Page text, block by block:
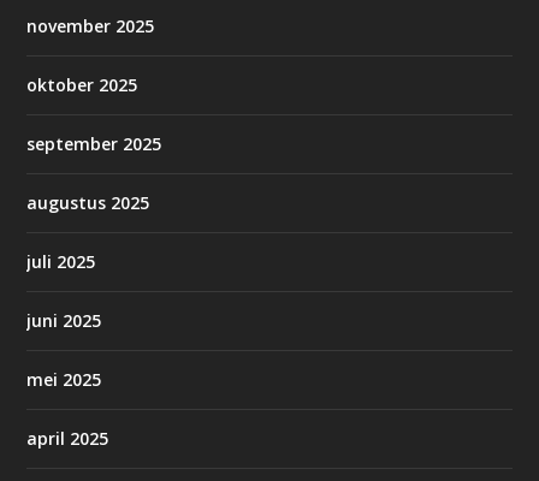
november 2025
oktober 2025
september 2025
augustus 2025
juli 2025
juni 2025
mei 2025
april 2025